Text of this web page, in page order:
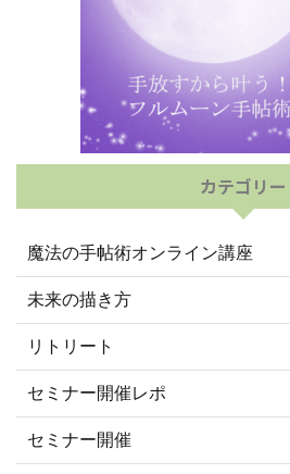
カテゴリー
魔法の手帖術オンライン講座
未来の描き方
リトリート
セミナー開催レポ
セミナー開催